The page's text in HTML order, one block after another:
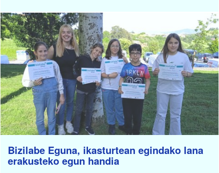
Bizilabe Eguna, ikasturtean egindako lana
erakusteko egun handia